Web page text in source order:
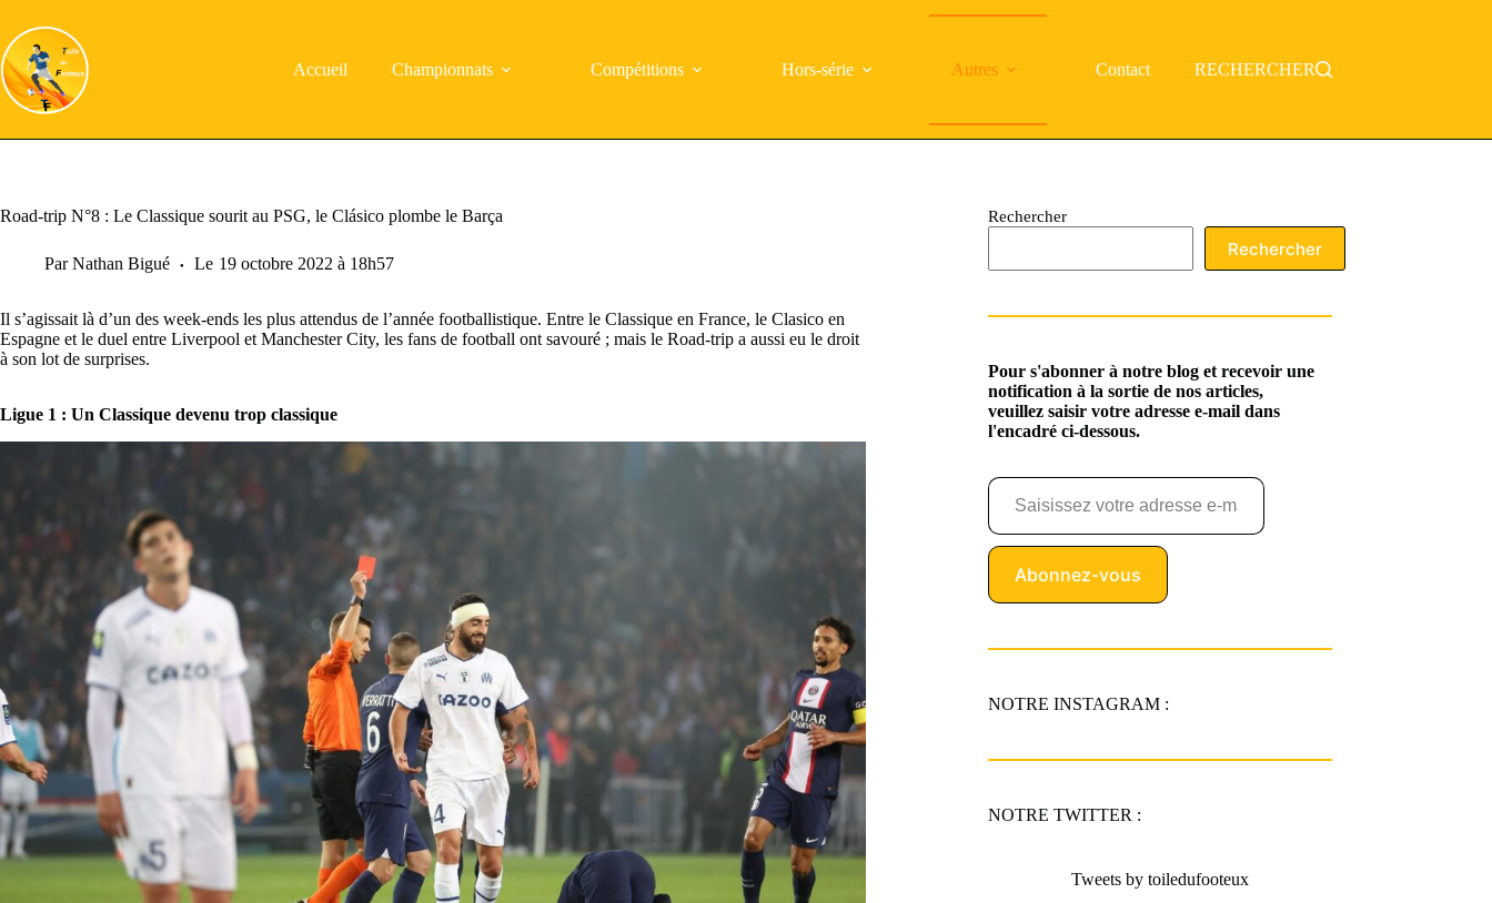
contenu
Accueil
Championnats Compétitions Hors-série Autres Contact RECHERCHER
Road-trip N°8 : Le Classique sourit au PSG, le Clásico plombe le Barça
Par Nathan Bigué Le 19 octobre 2022 à 18h57
Il s’agissait là d’un des week-ends les plus attendus de l’année footballistique. Entre le Classique en France, le Clasico en
Espagne et le duel entre Liverpool et Manchester City, les fans de football ont savouré ; mais le Road-trip a aussi eu le droit
à son lot de surprises.
Ligue 1 : Un Classique devenu trop classique
Rechercher
Rechercher
Pour s'abonner à notre blog et recevoir une
notification à la sortie de nos articles,
veuillez saisir votre adresse e-mail dans
l'encadré ci-dessous.
Saisissez votre adresse e-mail…
Abonnez-vous
NOTRE INSTAGRAM :
NOTRE TWITTER :
Tweets by toiledufooteux